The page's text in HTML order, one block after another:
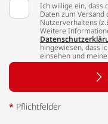
Ich willige ein, dass
Daten zum
Nutzerverhaltens
Weitere
hingewiesen, dass
einsehen und
* Pflichtfelder